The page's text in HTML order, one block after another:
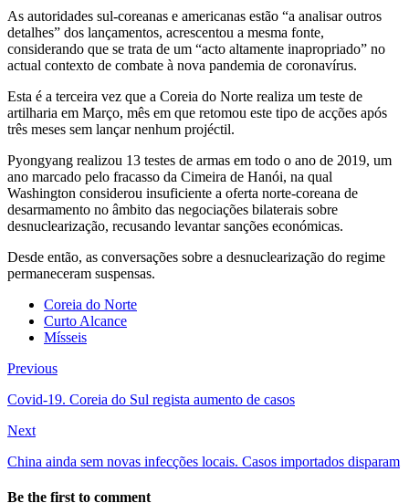
As autoridades sul-coreanas e americanas estão “a analisar outros
detalhes” dos lançamentos, acrescentou a mesma fonte,
considerando que se trata de um “acto altamente inapropriado” no
actual contexto de combate à nova pandemia de coronavírus.
Esta é a terceira vez que a Coreia do Norte realiza um teste de
artilharia em Março, mês em que retomou este tipo de acções após
três meses sem lançar nenhum projéctil.
Pyongyang realizou 13 testes de armas em todo o ano de 2019, um
ano marcado pelo fracasso da Cimeira de Hanói, na qual
Washington considerou insuficiente a oferta norte-coreana de
desarmamento no âmbito das negociações bilaterais sobre
desnuclearização, recusando levantar sanções económicas.
Desde então, as conversações sobre a desnuclearização do regime
permaneceram suspensas.
Coreia do Norte
Curto Alcance
Mísseis
Previous
Covid-19. Coreia do Sul regista aumento de casos
Next
China ainda sem novas infecções locais. Casos importados disparam
Be the first to comment